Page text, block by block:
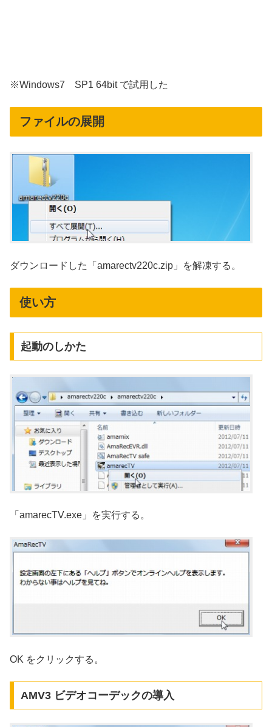
※Windows7 SP1 64bit で試用した
ファイルの展開
ダウンロードした「amarectv220c.zip」を解凍する。
使い方
起動のしかた
「amarecTV.exe」を実行する。
OK をクリックする。
AMV3 ビデオコーデックの導入